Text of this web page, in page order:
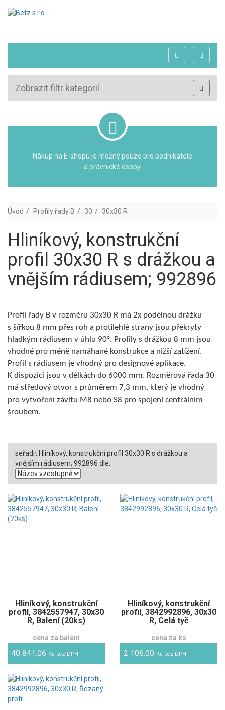
Zobrazit filtr kategorií
Nákup na E-shopu je možný pouze pro podnikatele
a právnické osoby.
Úvod Profily řady B 30 30x30 R
Hliníkový, konstrukční
profil 30x30 R s drážkou a
vnějším rádiusem; 992896
Profil řady B v rozměru 30x30 R má 2x podélnou drážku
s šířkou 8 mm přes roh a protilehlé strany jsou překryty
hladkým rádiusem v úhlu 90°. Profily s drážkou 8 mm jsou
vhodné pro méně namáhané konstrukce a nižší zatížení.
Profil s rádiusem je vhodný pro designové aplikace.
K dispozici jsou v délkách do 6000 mm. Rozměrová řada 30
má středový otvor s průměrem 7,3 mm, který je vhodný
pro vytvoření závitu M8 nebo S8 pro spojení centrálním
šroubem.
seřadit Hliníkový, konstrukční profil 30x30 R s drážkou a
vnějším rádiusem; 992896 dle:
Hliníkový, konstrukční
profil, 3842557947, 30x30
R, Balení (20ks)
cena za balení
40 841,06 Kč bez DPH
Hliníkový, konstrukční
profil, 3842992896, 30x30
R, Celá tyč
cena za ks
2 106,00 Kč bez DPH